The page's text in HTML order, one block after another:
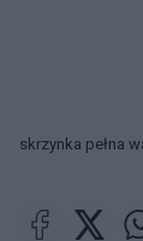
skrzynka pełna